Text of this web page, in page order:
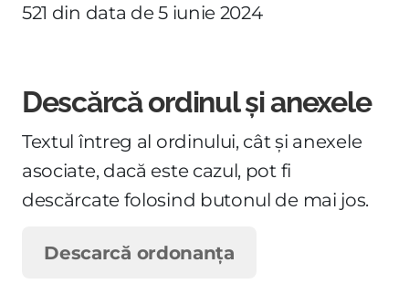
521 din data de 5 iunie 2024
Descărcă ordinul și anexele
Textul întreg al ordinului, cât și anexele
asociate, dacă este cazul, pot fi
descărcate folosind butonul de mai jos.
Descarcă ordonanța